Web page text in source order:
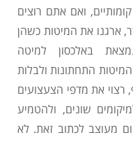
ניתן לארגן 2 מיטות קומותיים, ואם אתם רוצים
ארגנו את המיטות כשהן
באלכסון למיטה
התחתונות ולבלות
את מדפי הצעצועים
שונים, ולהטמיע
מעוצב לכתוב זאת. לא